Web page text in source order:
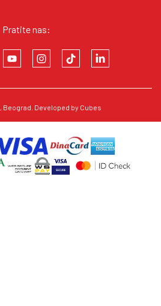
Pratite nas:
, Beograd. Developed by Cubes